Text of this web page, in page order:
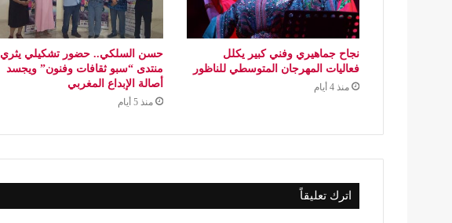
نجاح جماهيري وفني كبير يكلل
فعاليات المهرجان المتوسطي للناظور
منذ 4 أيام
حسن السلكي.. حضور تشكيلي يثري
منتدى “سبو ثقافات وفنون” ويجسد
أصالة الإبداع المغربي
منذ 5 أيام
اترك تعليقاً